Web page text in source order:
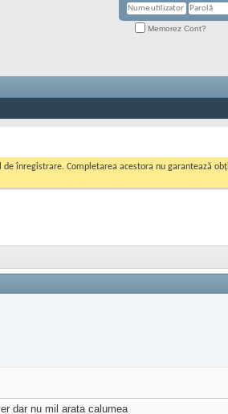
Memorez Cont?
înregistrare. Completarea acestora nu garantează
dar nu mil arata calumea